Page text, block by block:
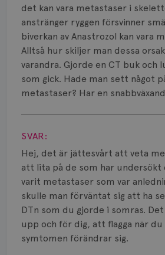
det kan vara metastaser i
anstränger ryggen försvinner
biverkan av Anastrozol kan vara
Alltså hur skiljer man dessa
varandra. Gjorde en CT buk och
som gick. Hade man sett något
metastaser? Har en
Visa svar
SVAR:
Hej, det är jättesvårt att veta
att lita på de som har undersökt
varit metastaser som var
skulle man förväntat sig att ha
DTn som du gjorde i somras.
upp och för dig, att flagga när
symtomen förändrar sig.
Prognos
Risker
Spridd bröstcancer
Strålning